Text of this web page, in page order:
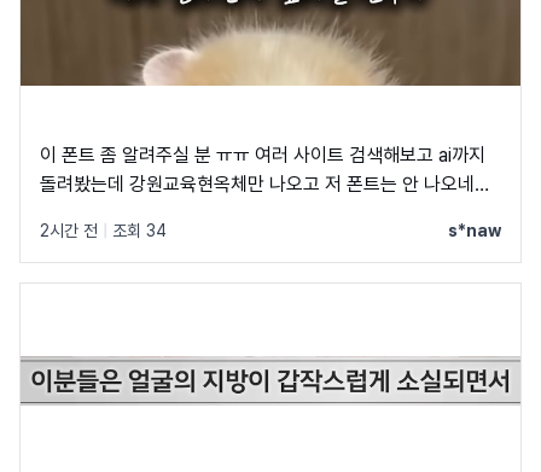
이 폰트 좀 알려주실 분 ㅠㅠ 여러 사이트 검색해보고 ai까지
돌려봤는데 강원교육현옥체만 나오고 저 폰트는 안 나오네요
2시간 전 조회 34 s*naw